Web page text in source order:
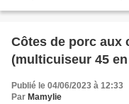
Côtes de porc aux
(multicuiseur 45 en
Publié le 04/06/2023 à 12:33
Par Mamylie